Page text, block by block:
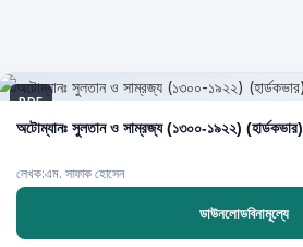
PDF
অটোম্যানঃ সুলতান ও সাম্রজ্য (১৩০০-১৯২২) (হার্ডকভার)
লেখক:এম. সাফাক হোসেন
ডাউনলোডবিনামূল্যে